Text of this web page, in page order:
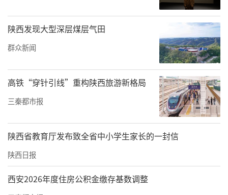
图为西安市第五再生水厂光伏项目
同步推进绿色建造标准化，2025年105个项目获
评“陕西省建筑业绿色施工工程”，西安第五
陕西发现大型深层煤层气田
群众新闻
高铁“穿针引线”重构陕西旅游新格局
三秦都市报
陕西省教育厅发布致全省中小学生家长的一封信
陕西日报
西安2026年度住房公积金缴存基数调整